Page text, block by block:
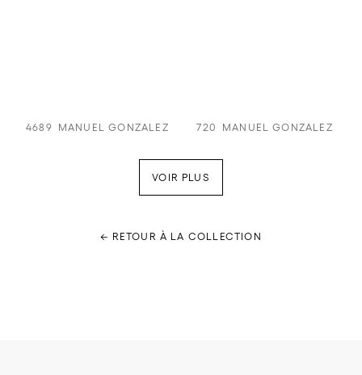
4689 MANUEL GONZALEZ 720 MANUEL GONZALEZ
VOIR PLUS
← RETOUR À LA COLLECTION